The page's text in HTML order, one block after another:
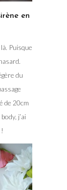
en
Puisque
du
de 20cm
j’ai